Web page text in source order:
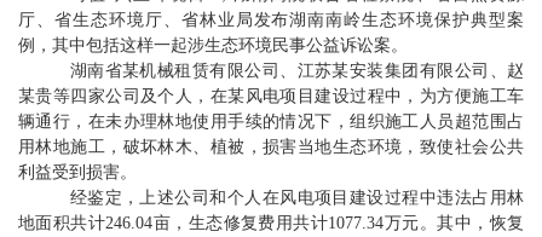
厅、省生态环境厅、省林业局发布湖南南岭生态环境保护典型案
例，其中包括这样一起涉生态环境民事公益诉讼案。
湖南省某机械租赁有限公司、江苏某安装集团有限公司、赵
某贵等四家公司及个人，在某风电项目建设过程中，为方便施工车
辆通行，在未办理林地使用手续的情况下，组织施工人员超范围占
用林地施工，破坏林木、植被，损害当地生态环境，致使社会公共
利益受到损害。
经鉴定，上述公司和个人在风电项目建设过程中违法占用林
地面积共计246.04亩，生态修复费用共计1077.34万元。其中，恢复